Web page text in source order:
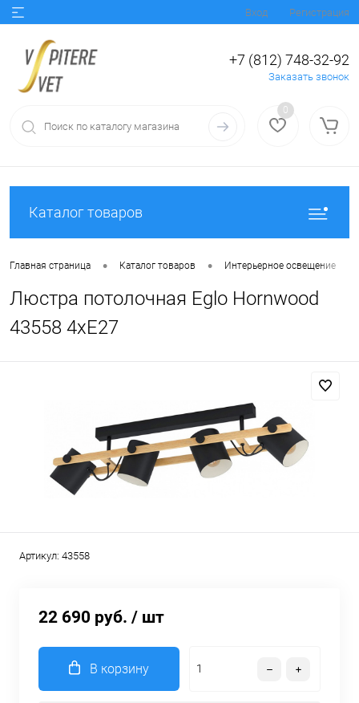
Вход Регистрация
+7 (812) 748-32-92
Заказать звонок
0
Каталог товаров
Главная страница • Каталог товаров • Интерьерное освещение
Люстра потолочная Eglo Hornwood
43558 4xE27
Артикул: 43558
22 690 руб. / шт
В корзину